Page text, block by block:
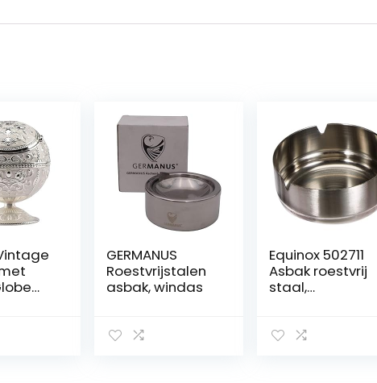
GERMANUS
Roestvrijstalen
asbak, windas
Equinox 502711
Asbak roestvrij
staal,